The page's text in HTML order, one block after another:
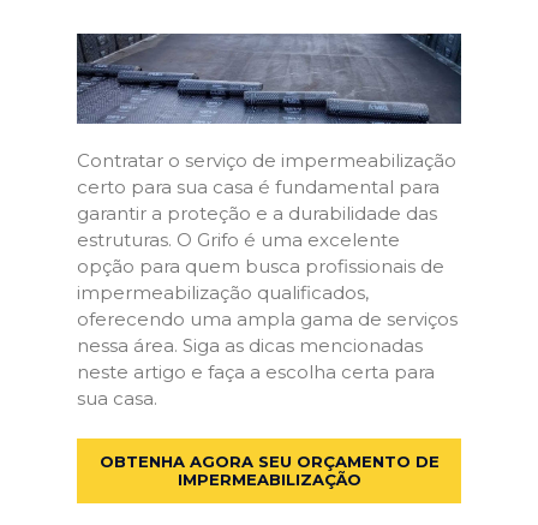
Contratar o serviço de impermeabilização
certo para sua casa é fundamental para
garantir a proteção e a durabilidade das
estruturas. O Grifo é uma excelente
opção para quem busca profissionais de
impermeabilização qualificados,
oferecendo uma ampla gama de serviços
nessa área. Siga as dicas mencionadas
neste artigo e faça a escolha certa para
sua casa.
OBTENHA AGORA SEU ORÇAMENTO DE
IMPERMEABILIZAÇÃO